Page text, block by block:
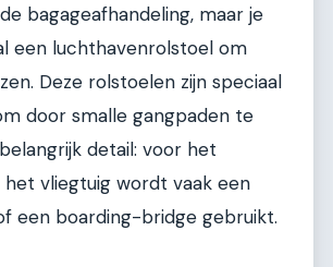
bagageafhandeling, maar je
een luchthavenrolstoel om
Deze rolstoelen zijn speciaal
door smalle gangpaden te
detail: voor het
het vliegtuig wordt vaak een
een boarding-bridge gebruikt.